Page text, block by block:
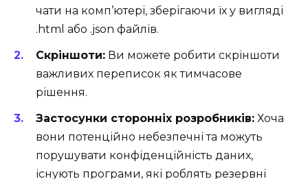
чати на комп’ютері, зберігаючи їх у вигляді
.html або .json файлів.
Скріншоти: Ви можете робити скріншоти
важливих переписок як тимчасове
рішення.
Застосунки сторонніх розробників: Хоча
вони потенційно небезпечні та можуть
порушувати конфіденційність даних,
існують програми, які роблять резервні